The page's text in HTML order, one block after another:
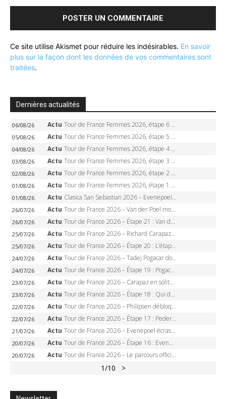
Ce site utilise Akismet pour réduire les indésirables. En savoir
plus sur la façon dont les données de vos commentaires sont
traitées.
Dernières actualités
06/08/26 Actu Tour de France Femmes 2026, étape 6 – Kim Le Court-Pienaar gagne à Tournon, Reusser en jaune
05/08/26 Actu Tour de France Femmes 2026, étape 5 – Demi Vollering gagne à Belleville, Reusser en jaune, Ferrand-Prévot coule
04/08/26 Actu Tour de France Femmes 2026, étape 4 – Marlen Reusser écrase le chrono, Ferrand-Prévot en crise
03/08/26 Actu Tour de France Femmes 2026, étape 3 – Sigrid Haugset en solitaire, 88 km d’échappée, maillot jaune
02/08/26 Actu Tour de France Femmes 2026, étape 2 – Lorena Wiebes doublé à Genève, Markus héroïque, 7e record
01/08/26 Actu Tour de France Femmes 2026, étape 1 – Lorena Wiebes intouchable à Lausanne, premier maillot jaune
01/08/26 Actu Clasica San Sebastian 2026 – Evenepoel recordman, 4e victoire, Carapaz battu au sprint
26/07/26 Actu Tour de France 2026 – Van der Poel monumental à Paris, Pogacar égale le record des cinq sacres
26/07/26 Actu Tour de France 2026 – Étape 21 : Van der Poel, Pogacar, qui succédera à Wout van Aert sur les Champs-Elysées ?
25/07/26 Actu Tour de France 2026 – Richard Carapaz roi des Alpes, doublé et maillot à pois, Seixas perd le podium
25/07/26 Actu Tour de France 2026 – Étape 20 : L’étape reine, Galibier, Sarenne, Alpe d’Huez, qui succédera à Pogacar ?
24/07/26 Actu Tour de France 2026 – Tadej Pogacar dompte l’Alpe d’Huez, 5e victoire, record de Pantani pulvérisé
24/07/26 Actu Tour de France 2026 – Étape 19 : Pogacar peut-il enfin dompter l’Alpe d’Huez ?
23/07/26 Actu Tour de France 2026 – Carapaz en solitaire à Orcières-Merlette, Paret-Peintre à un point du maillot à pois
23/07/26 Actu Tour de France 2026 – Étape 18 : Qui domptera Orcières-Merlette, première marche vers l’Alpe d’Huez ?
22/07/26 Actu Tour de France 2026 – Philipsen débloque son compteur à Voiron, Pedersen en danger pour le maillot vert
22/07/26 Actu Tour de France 2026 – Étape 17 : Pedersen peut-il verrouiller le maillot vert à Voiron ?
21/07/26 Actu Tour de France 2026 – Evenepoel écrase le chrono d’Évian, Seixas 4e, Lipowitz abandonne
20/07/26 Actu Tour de France 2026 – Étape 16 : Evenepoel, Pogacar, Ganna… qui domptera le chrono d’Évian pour redessiner le podium ?
20/07/26 Actu Tour de France 2026 – Le parcours officiel complet : 21 étapes, profils, carte et dates
1/10 >